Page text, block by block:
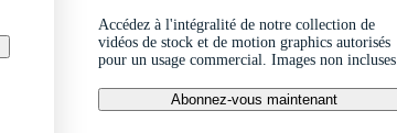
Accédez à l'intégralité de notre collection de
vidéos de stock et de motion graphics autorisés
pour un usage commercial. Images non incluses.
Abonnez-vous maintenant